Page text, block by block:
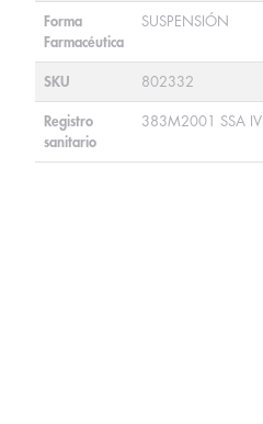
Forma
Farmacéutica
SUSPENSIÓN
SKU 802332
Registro
sanitario
383M2001 SSA IV